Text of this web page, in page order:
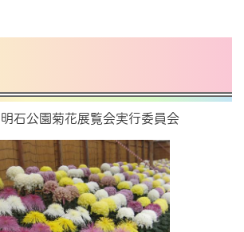
石公園菊花展覧会実行委員会